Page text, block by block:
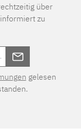
über
zu
gelesen